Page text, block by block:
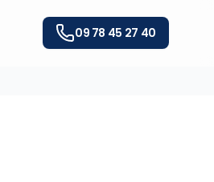
09 78 45 27 40